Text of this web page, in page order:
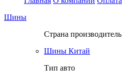
Шины
Страна производитель
Шины Китай
Тип авто